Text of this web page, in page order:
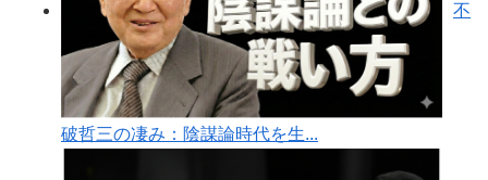
不
破哲三の凄み：陰謀論時代を生...